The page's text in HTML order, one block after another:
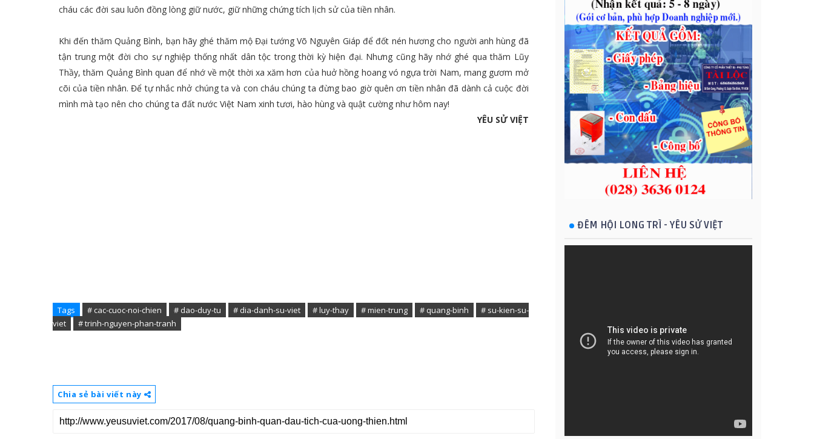
cháu các đời sau luôn đồng lòng giữ nước, giữ những chứng tích lịch sử của tiền nhân.
Khi đến thăm Quảng Bình, bạn hãy ghé thăm mộ Đại tướng Võ Nguyên Giáp để đốt nén hương cho người anh hùng đã
tận trung một đời cho sự nghiệp thống nhất dân tộc trong thời kỳ hiện đại. Nhưng cũng hãy nhớ ghé qua thăm Lũy
Thầy, thăm Quảng Bình quan để nhớ về một thời xa xăm hơn của huở hồng hoang vó ngựa trời Nam, mang gươm mở
cõi của tiền nhân. Để tự nhắc nhở chúng ta và con cháu chúng ta đừng bao giờ quên ơn tiền nhân đã dành cả cuộc đời
mình mà tạo nên cho chúng ta đất nước Việt Nam xinh tươi, hào hùng và quật cường như hôm nay!
YÊU SỬ VIỆT
Tags # cac-cuoc-noi-chien # dao-duy-tu # dia-danh-su-viet # luy-thay # mien-trung # quang-binh
# su-kien-su-
viet
# trinh-nguyen-phan-tranh
Chia sẻ bài viết này
ĐÊM HỘI LONG TRÌ - YÊU SỬ VIỆT